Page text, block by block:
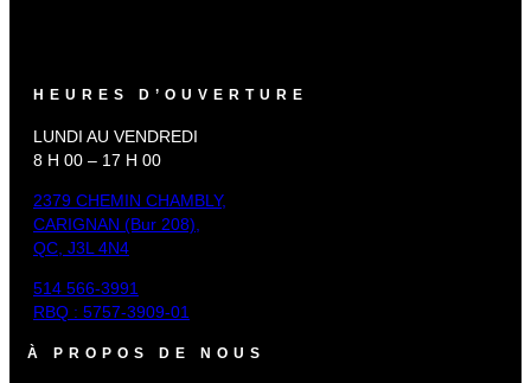
HEURES D’OUVERTURE
LUNDI AU VENDREDI
8 H 00 – 17 H 00
2379 CHEMIN CHAMBLY,
CARIGNAN (Bur 208),
QC, J3L 4N4
514 566-3991
RBQ : 5757-3909-01
À PROPOS DE NOUS